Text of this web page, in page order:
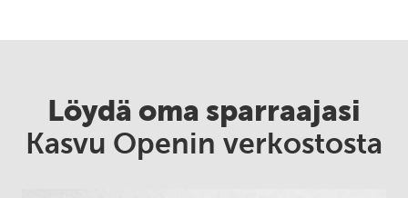
Löydä oma sparraajasi
Kasvu Openin verkostosta